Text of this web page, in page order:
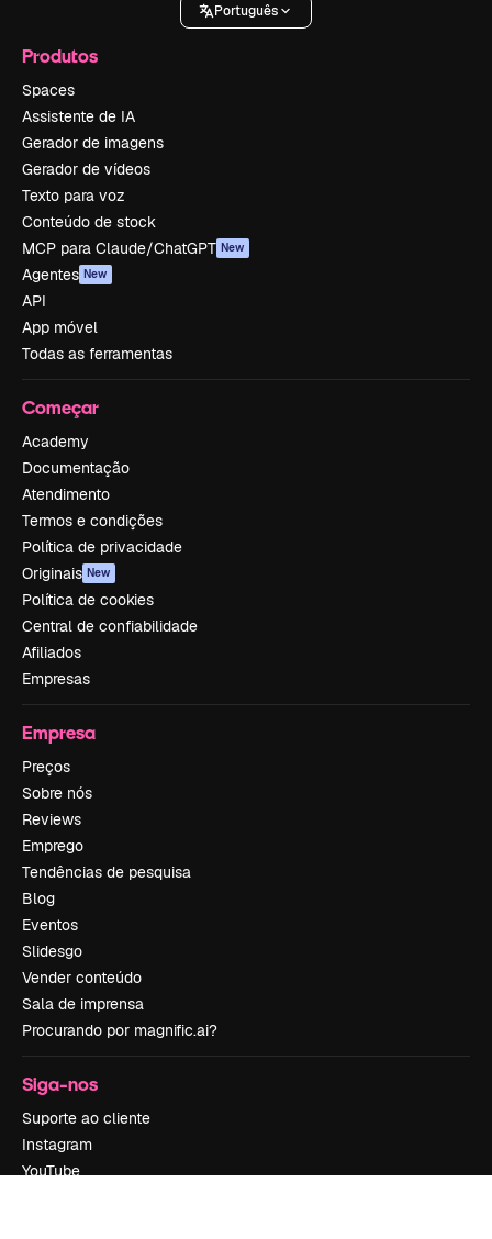
Português
Produtos
Spaces
Assistente de IA
Gerador de imagens
Gerador de vídeos
Texto para voz
Conteúdo de stock
MCP para Claude/ChatGPT New
Agentes New
API
App móvel
Todas as ferramentas
Começar
Academy
Documentação
Atendimento
Termos e condições
Política de privacidade
Originais New
Política de cookies
Central de confiabilidade
Afiliados
Empresas
Empresa
Preços
Sobre nós
Reviews
Emprego
Tendências de pesquisa
Blog
Eventos
Slidesgo
Vender conteúdo
Sala de imprensa
Procurando por magnific.ai?
Siga-nos
Suporte ao cliente
Instagram
YouTube